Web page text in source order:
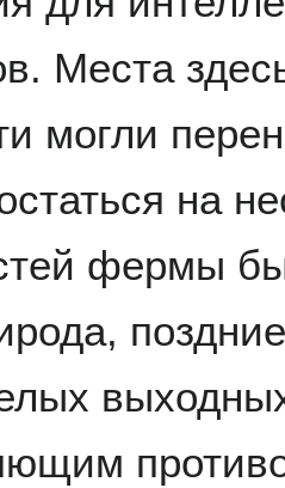
Места
могли
на
фермы